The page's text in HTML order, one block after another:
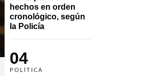
hechos en orden
cronológico, según
la Policía
04
POLÍTICA